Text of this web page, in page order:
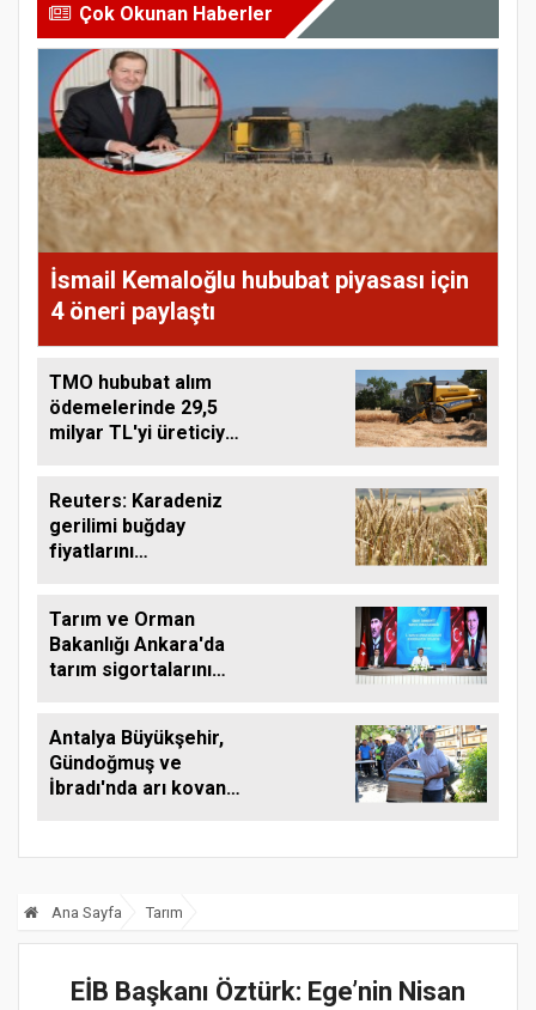
Çok Okunan Haberler
İsmail Kemaloğlu hububat piyasası için
4 öneri paylaştı
TMO hububat alım
ödemelerinde 29,5
milyar TL'yi üreticiye
Reuters: Karadeniz
gerilimi buğday
fiyatlarını
Tarım ve Orman
Bakanlığı Ankara'da
tarım sigortalarını
Antalya Büyükşehir,
Gündoğmuş ve
İbradı'nda arı kovanı
Ana Sayfa Tarım
EİB Başkanı Öztürk: Ege’nin Nisan